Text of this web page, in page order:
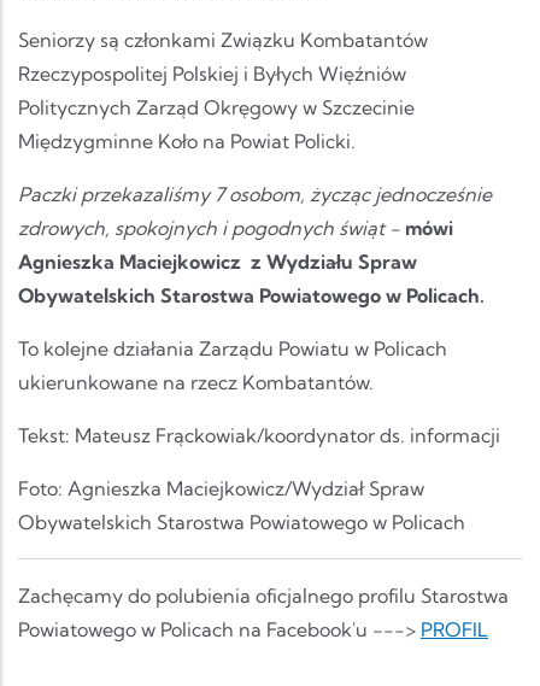
Seniorzy są członkami Związku Kombatantów
Rzeczypospolitej Polskiej i Byłych Więźniów
Politycznych Zarząd Okręgowy w Szczecinie
Międzygminne Koło na Powiat Policki.
Paczki przekazaliśmy 7 osobom, życząc jednocześnie
zdrowych, spokojnych i pogodnych świąt - mówi
Agnieszka Maciejkowicz z Wydziału Spraw
Obywatelskich Starostwa Powiatowego w Policach.
To kolejne działania Zarządu Powiatu w Policach
ukierunkowane na rzecz Kombatantów.
Tekst: Mateusz Frąckowiak/koordynator ds. informacji
Foto: Agnieszka Maciejkowicz/Wydział Spraw
Obywatelskich Starostwa Powiatowego w Policach
Zachęcamy do polubienia oficjalnego profilu Starostwa
Powiatowego w Policach na Facebook'u ---> PROFIL